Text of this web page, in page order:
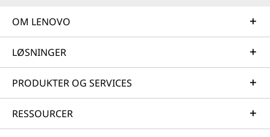
OM LENOVO
LØSNINGER
PRODUKTER OG SERVICES
RESSOURCER